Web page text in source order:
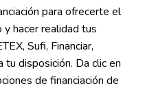
para ofrecerte el
hacer realidad tus
Sufi, Financiar,
disposición. Da clic en
de financiación de